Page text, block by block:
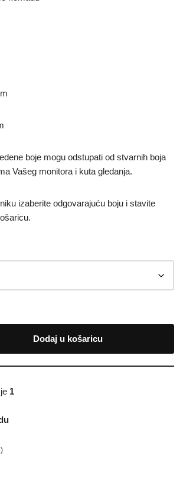
boje mogu odstupati od stvarnih boja
Vašeg monitora i kuta gledanja.
izaberite odgovarajuću boju i stavite
Dodaj u košaricu
1